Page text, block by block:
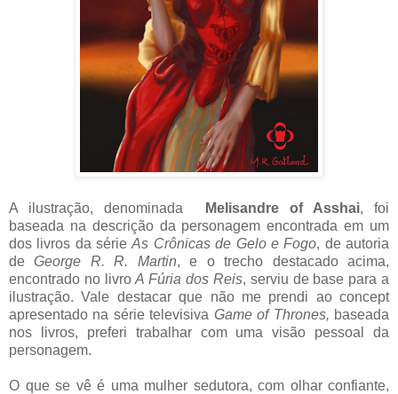
A ilustração, denominada Melisandre of Asshai, foi
baseada na descrição da personagem encontrada em um
dos livros da sérieAs Crônicas de Gelo e Fogo, de autoria
deGeorge R. R. Martin, e o trecho destacado acima,
encontrado no livroA Fúria dos Reis, serviu de base para a
ilustração. Vale destacar que não me prendi ao concept
apresentado na série televisiva Game of Thrones, baseada
nos livros, preferi trabalhar com uma visão pessoal da
personagem.
O que se vê é uma mulher sedutora, com olhar confiante,